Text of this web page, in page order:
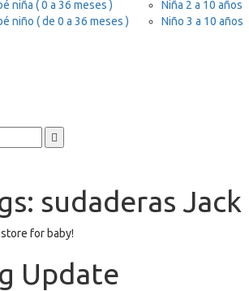
niña ( 0 a 36 meses )
niño ( de 0 a 36 meses )
Niña 2 a 10 años
Niño 3 a 10 años
sudaderas
for baby!
Update